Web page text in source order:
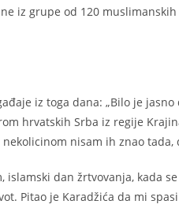
iz grupe od 120
iz toga dana: „Bilo je
hrvatskih Srba iz regije
nisam ih znao tada,
islamski dan žrtvovanja, kada
Pitao je Karadžića da mi